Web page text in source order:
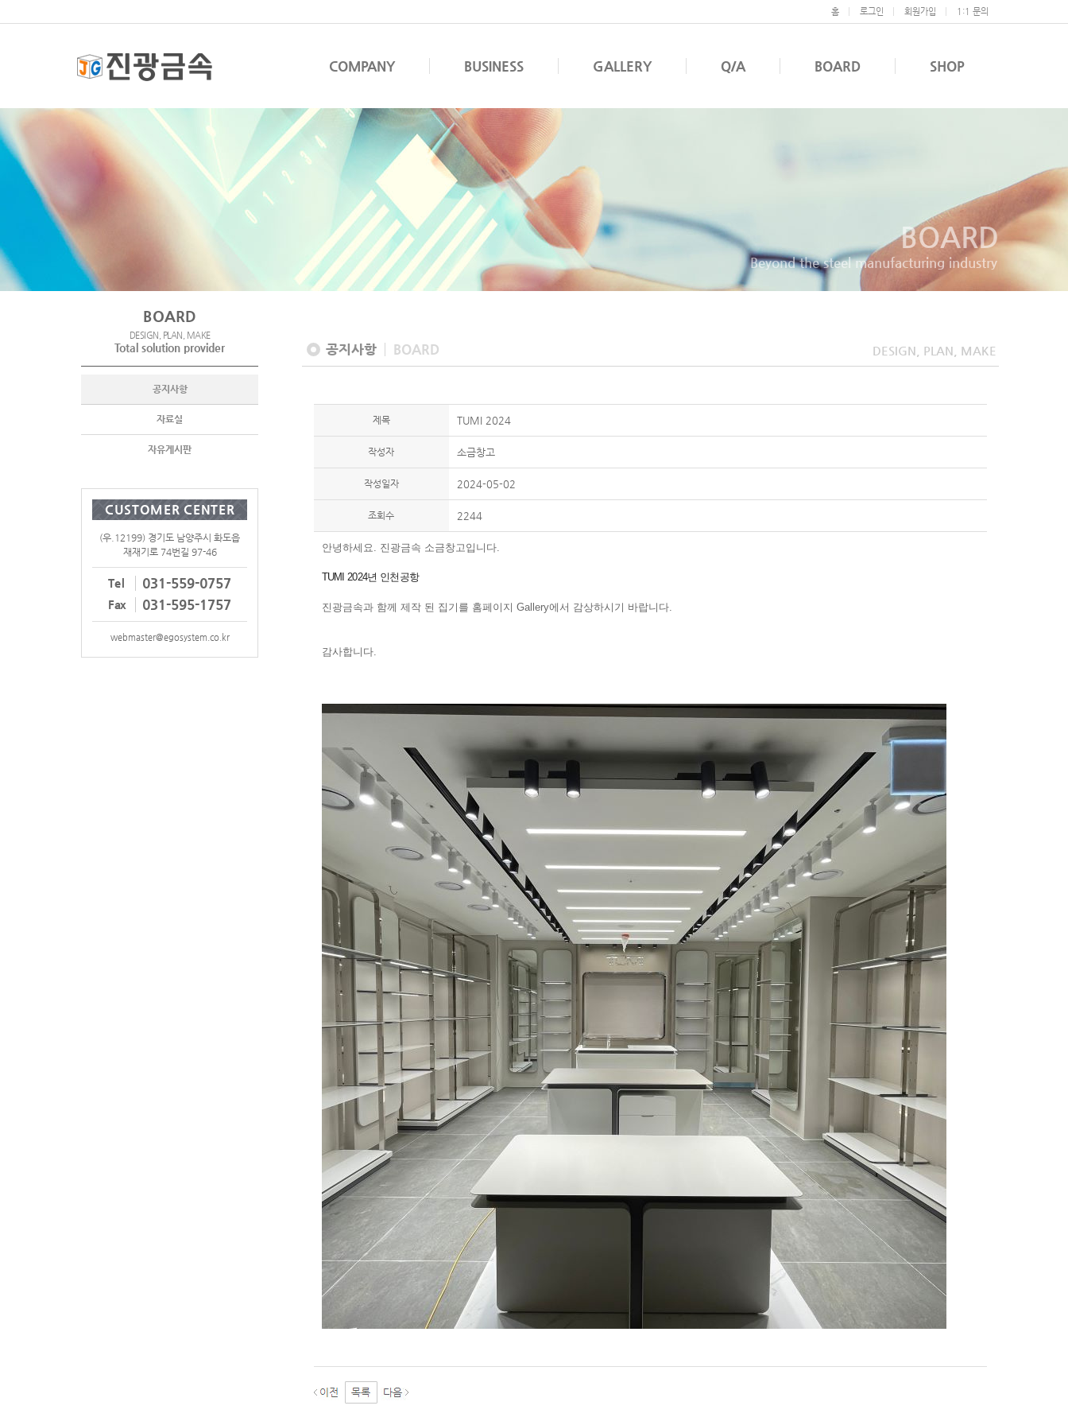
홈 로그인 회원가입 1:1 문의
COMPANY BUSINESS GALLERY Q/A BOARD SHOP
BOARD
Beyond the steel manufacturing industry
BOARD
DESIGN, PLAN, MAKE
Total solution provider
공지사항
자료실
자유게시판
CUSTOMER CENTER
(우.12199) 경기도 남양주시 화도읍
재재기로 74번길 97-46
Tel 031-559-0757
Fax 031-595-1757
webmaster@egosystem.co.kr
공지사항 BOARD DESIGN, PLAN, MAKE
제목 TUMI 2024
작성자 소금창고
작성일자 2024-05-02
조회수 2244
안녕하세요. 진광금속 소금창고입니다.
TUMI 2024년 인천공항
진광금속과 함께 제작 된 집기를 홈페이지 Gallery에 서 감상하시기 바랍니다.
감사합니다.